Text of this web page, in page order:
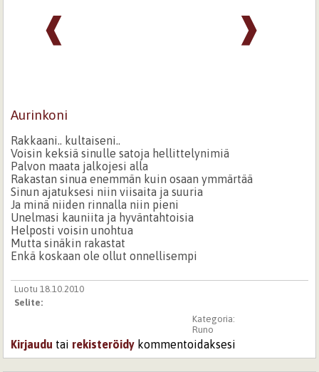
❱
❰
Aurinkoni
Rakkaani.. kultaiseni..
Voisin keksiä sinulle satoja hellittelynimiä
Palvon maata jalkojesi alla
Rakastan sinua enemmän kuin osaan ymmärtää
Sinun ajatuksesi niin viisaita ja suuria
Ja minä niiden rinnalla niin pieni
Unelmasi kauniita ja hyväntahtoisia
Helposti voisin unohtua
Mutta sinäkin rakastat
Enkä koskaan ole ollut onnellisempi
Luotu 18.10.2010
Selite:
Kategoria:
Runo
Kirjaudu tai rekisteröidy kommentoidaksesi